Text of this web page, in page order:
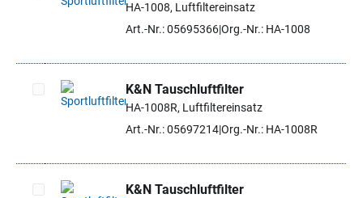
Artikel auswählen
HA-1008, Luftfiltereinsatz
Art.-Nr.: 05695366Org.-Nr.: HA-1008
Artikel auswählen
K&N Tauschluftfilter
HA-1008R, Luftfiltereinsatz
Art.-Nr.: 05697214Org.-Nr.: HA-1008R
K&N Tauschluftfilter